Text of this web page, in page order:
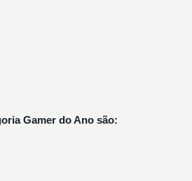
Gamer do Ano são: